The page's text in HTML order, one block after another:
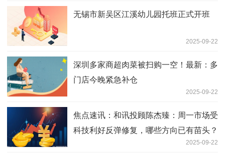
无锡市新吴区江溪幼儿园托班正式开班
2025-09-22
深圳多家商超肉菜被扫购一空！最新：多
门店今晚紧急补仓
2025-09-22
焦点速讯：和讯投顾陈杰臻：周一市场受
科技利好反弹修复，哪些方向已有苗头？
2025-09-22